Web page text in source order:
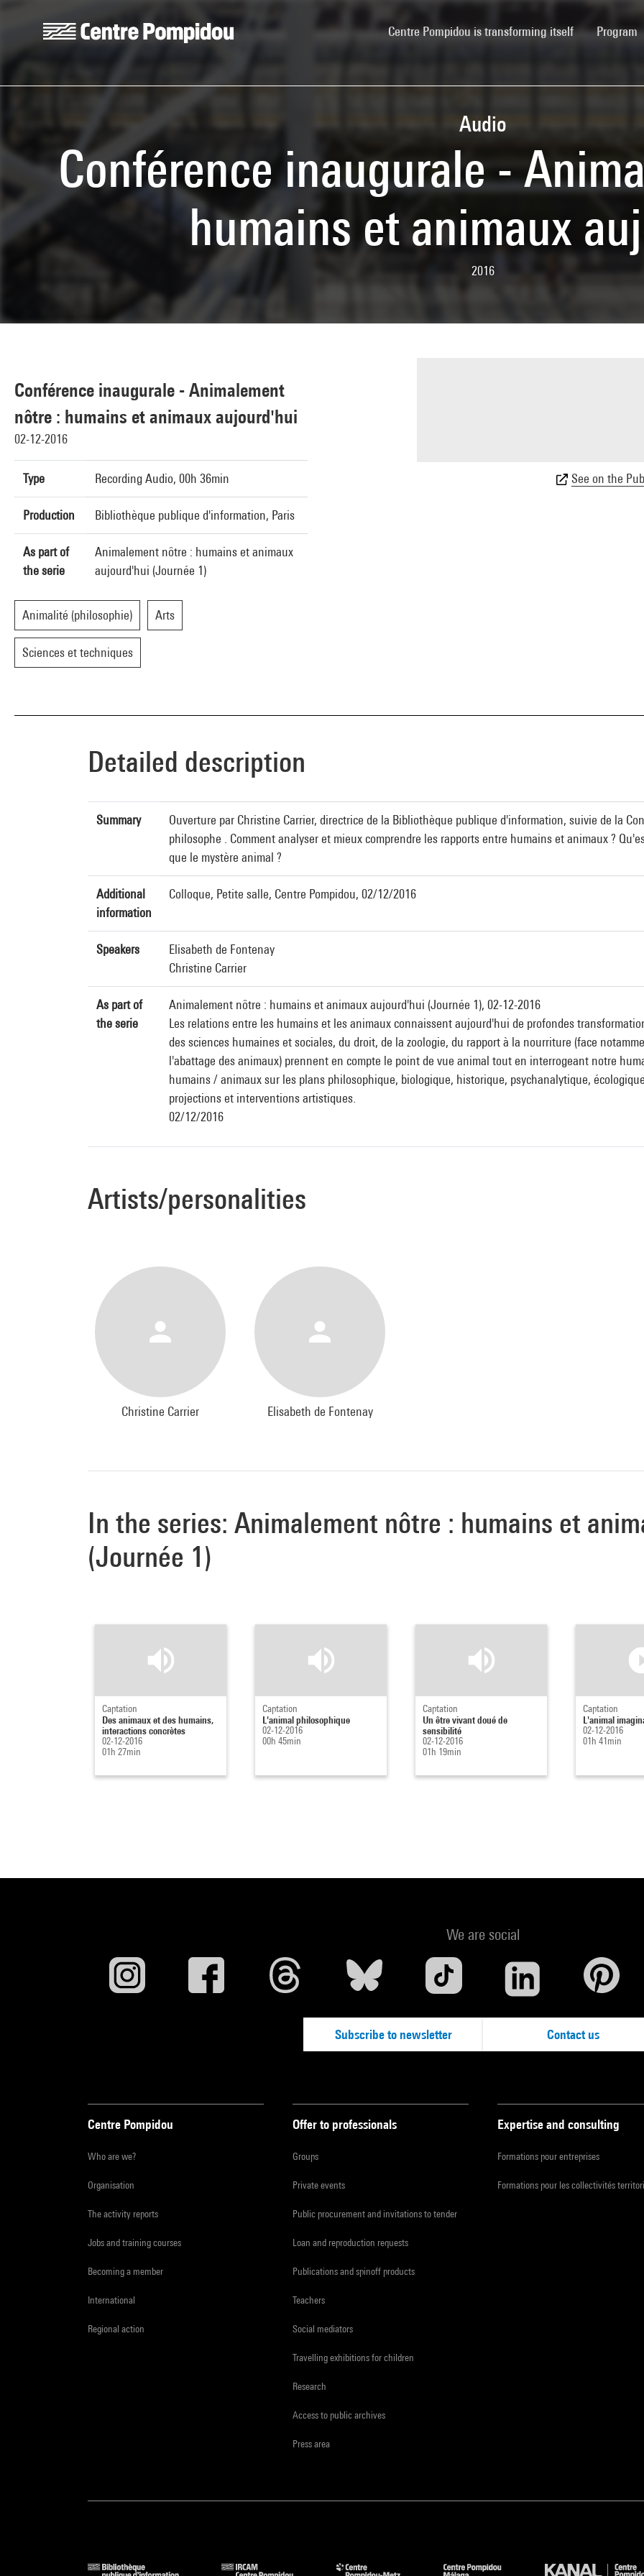
Centre Pompidou is transforming itself(current)Program
Audio
Conférence inaugurale -
humains et animaux
2016
Conférence inaugurale - Animalement
nôtre : humains et animaux aujourd'hui
02-12-2016
Type Recording Audio, 00h 36min
Production Bibliothèque publique d'information, Paris
As part of
the serie
Animalement nôtre : humains et animaux
aujourd'hui (Journée 1)
Animalité (philosophie) Arts
Sciences et techniques
See on the
Detailed description
Summary
Ouverture par Christine Carrier, directrice de la Bibliothèque publique d'information, suivie de la
philosophe . Comment analyser et mieux comprendre les rapports entre humains et animaux ?
que le mystère animal ?
Additional
information
Colloque, Petite salle, Centre Pompidou, 02/12/2016
Speakers
Elisabeth de Fontenay
Christine Carrier
As part of
the serie
Animalement nôtre : humains et animaux aujourd'hui (Journée 1), 02-12-2016
Les relations entre les humains et les animaux connaissent aujourd'hui de profondes
des sciences humaines et sociales, du droit, de la zoologie, du rapport à la nourriture (face
l'abattage des animaux) prennent en compte le point de vue animal tout en interrogeant notre
humains / animaux sur les plans philosophique, biologique, historique, psychanalytique,
projections et interventions artistiques.
02/12/2016
Artists/personalities
Christine Carrier Elisabeth de Fontenay
In the series: Animalement nôtre : humains et
(Journée 1)
Captation
Des animaux et des humains,
interactions concrètes
02-12-2016
01h 27min
Captation
L'animal philosophique
02-12-2016
00h 45min
Captation
Un être vivant doué de
sensibilité
02-12-2016
01h 19min
Captation
L'animal
02-12-2016
01h 41min
We are social
Subscribe to newsletter Contact us
Centre Pompidou
Who are we?
Organisation
The activity reports
Jobs and training courses
Becoming a member
International
Regional action
Offer to professionals
Groups
Private events
Public procurement and invitations to tender
Loan and reproduction requests
Publications and spinoff products
Teachers
Social mediators
Travelling exhibitions for children
Research
Access to public archives
Press area
Expertise and consulting
Formations pour entreprises
Formations pour les collectivités